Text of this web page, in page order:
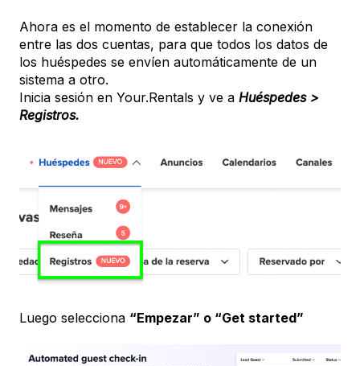
Ahora es el momento de establecer la conexión
entre las dos cuentas, para que todos los datos de
los huéspedes se envíen automáticamente de un
sistema a otro.
Inicia sesión en Your.Rentals y ve a Huéspedes >
Registros.
Luego selecciona “Empezar” o “Get started”